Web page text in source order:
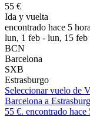
55 €
Ida y vuelta
encontrado hace 5
lun, 1 feb - lun, 15 feb
BCN
Barcelona
SXB
Estrasburgo
Seleccionar vuelo de
Barcelona a
55 €. encontrado hace